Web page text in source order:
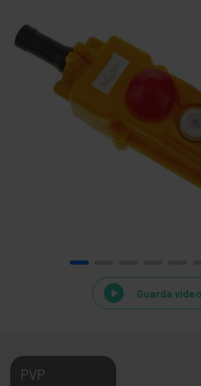
Guarda video
PVP